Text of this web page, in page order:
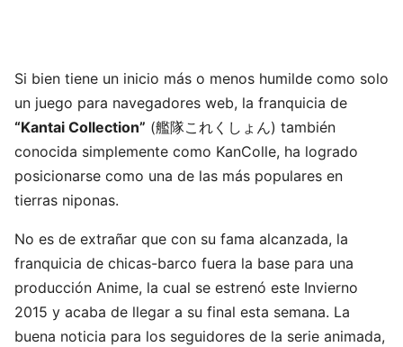
Si bien tiene un inicio más o menos humilde como solo
un juego para navegadores web, la franquicia de
“Kantai Collection” (艦隊これくしょん) también
conocida simplemente como KanColle, ha logrado
posicionarse como una de las más populares en
tierras niponas.
No es de extrañar que con su fama alcanzada, la
franquicia de chicas-barco fuera la base para una
producción Anime, la cual se estrenó este Invierno
2015 y acaba de llegar a su final esta semana. La
buena noticia para los seguidores de la serie animada,